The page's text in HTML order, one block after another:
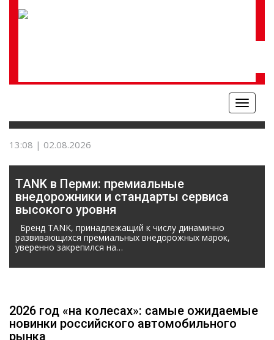
Меню
13:08 | 02.08.2026
TANK в Перми: премиальные
внедорожники и стандарты сервиса
высокого уровня
Бренд TANK, принадлежащий к числу динамично
развивающихся премиальных внедорожных марок,
уверенно закрепился на…
2026 год «на колесах»: самые ожидаемые
новинки российского автомобильного
рынка